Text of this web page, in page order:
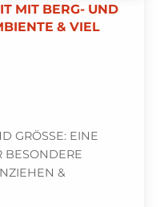
MIT BERG- UND
& VIEL
GRÖSSE: EINE
BESONDERE
&